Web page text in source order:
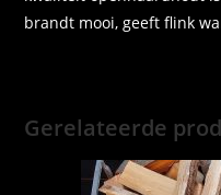
brandt mooi, geeft flink
Gerelateerde